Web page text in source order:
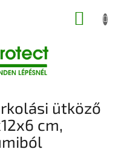
KOSÁR
ütköző
cm,